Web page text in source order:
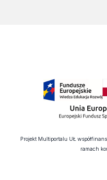
Projekt Multiportalu UŁ
ramach